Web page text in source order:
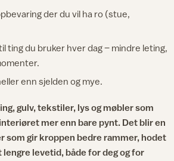
der du vil ha ro (stue,
ting du bruker hver dag – mindre leting,
enn sjelden og mye.
gulv, tekstiler, lys og møbler som
mer enn bare pynt. Det blir en
som gir kroppen bedre rammer, hodet
levetid, både for deg og for